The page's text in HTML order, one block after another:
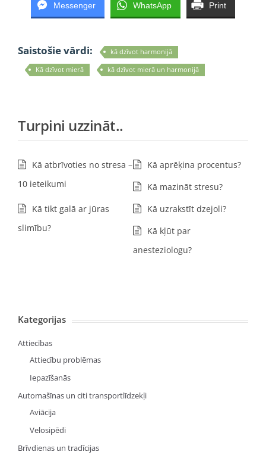
Messenger WhatsApp Print
Saistošie vārdi:
kā dzīvot harmonijā
Kā dzīvot mierā
kā dzīvot mierā un harmonijā
Turpini uzzināt..
Kā atbrīvoties no stresa –
10 ieteikumi
Kā aprēķina procentus?
Kā mazināt stresu?
Kā tikt galā ar jūras
slimību?
Kā uzrakstīt dzejoli?
Kā kļūt par
anesteziologu?
Kategorijas
Attiecības
Attiecību problēmas
Iepazīšanās
Automašīnas un citi transportlīdzekļi
Aviācija
Velosipēdi
Brīvdienas un tradīcijas